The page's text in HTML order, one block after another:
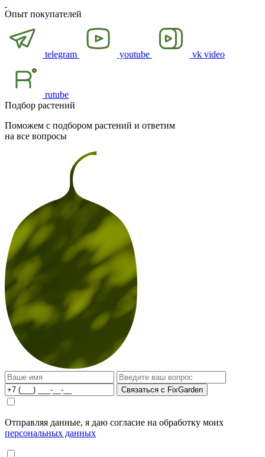
Опыт покупателей
telegram youtube vk video
rutube
Подбор растений
Поможем с подбором растений и ответим
на все вопросы
Связаться с FixGarden
Отправляя данные, я даю согласие на обработку моих
персональных данных